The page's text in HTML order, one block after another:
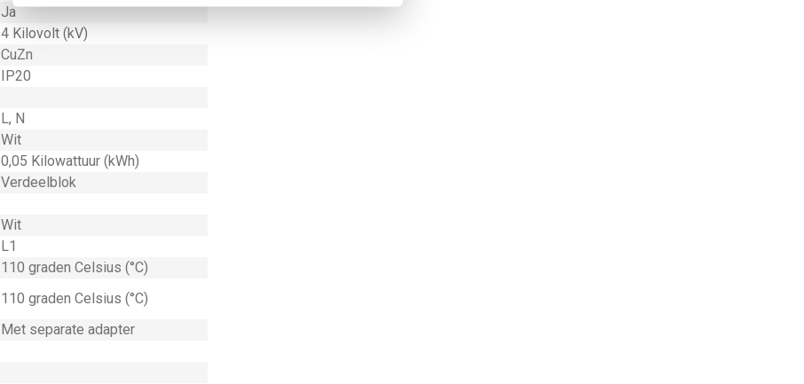
Ja
4 Kilovolt (kV)
CuZn
IP20
L, N
Wit
0,05 Kilowattuur (kWh)
Verdeelblok
Wit
L1
110 graden Celsius (°C)
110 graden Celsius (°C)
Met separate adapter